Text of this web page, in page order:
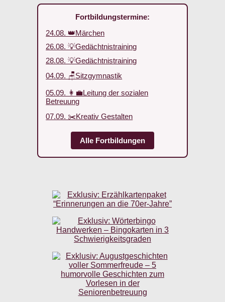
Fortbildungstermine:
24.08. 👑Märchen
26.08. 💡Gedächtnistraining
28.08. 💡Gedächtnistraining
04.09. 🪑Sitzgymnastik
05.09. 👩‍💼Leitung der sozialen
Betreuung
07.09. ✂️Kreativ Gestalten
Alle Fortbildungen